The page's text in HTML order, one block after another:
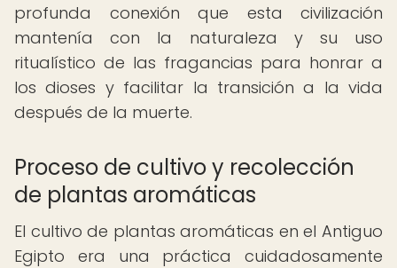
profunda conexión que esta civilización
mantenía con la naturaleza y su uso
ritualístico de las fragancias para honrar a
los dioses y facilitar la transición a la vida
después de la muerte.
Proceso de cultivo y recolección
de plantas aromáticas
El cultivo de plantas aromáticas en el Antiguo
Egipto era una práctica cuidadosamente